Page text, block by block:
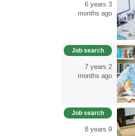
6 years 3
months ago
Job search
7 years 2
months ago
Job search
8 years 9